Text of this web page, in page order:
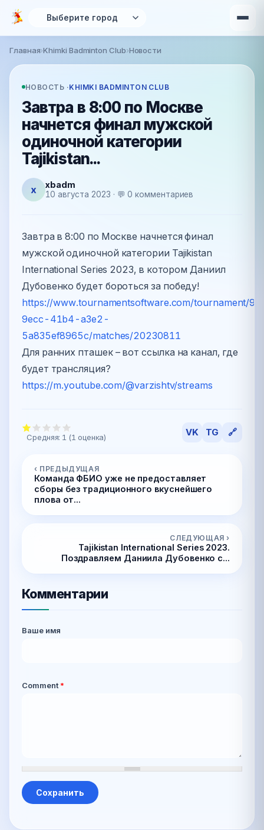
Перейти к основному содержанию
Вы здесь
Главная›Khimki Badminton Club›Новости
НОВОСТЬ ·KHIMKI BADMINTON CLUB
Завтра в 8:00 по Москве
начнется финал мужской
одиночной категории
Tajikistan...
x xbadm
10 августа 2023 · 💬 0 комментариев
Завтра в 8:00 по Москве начнется финал
мужской одиночной категории Tajikistan
International Series 2023, в котором Даниил
Дубовенко будет бороться за победу!
https://www.tournamentsoftware.com/tournament/
9ecc-41b4-a3e2-
5a835ef8965c/matches/20230811
Для ранних пташек – вот ссылка на канал, где
будет трансляция?
https://m.youtube.com/@varzishtv/streams
Средняя: 1 (1 оценка) VK TG 🔗
‹ ПРЕДЫДУЩАЯ
Команда ФБИО уже не предоставляет
сборы без традиционного вкуснейшего
плова от...
СЛЕДУЮЩАЯ ›
Tajikistan International Series 2023.
Поздравляем Даниила Дубовенко с...
Комментарии
Ваше имя
Comment *